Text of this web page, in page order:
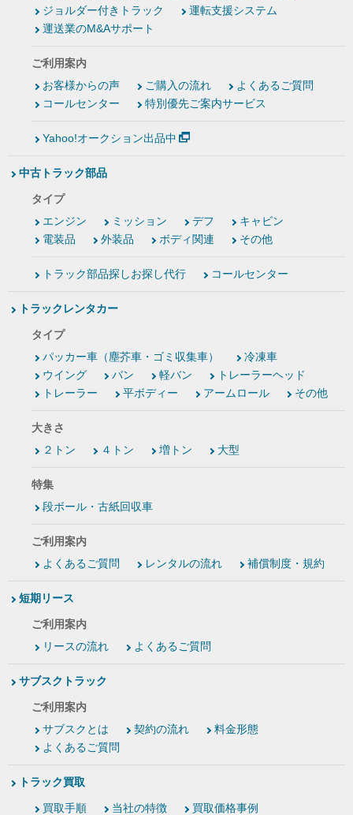
ジョルダー付きトラック
運転支援システム
運送業のM&Aサポート
ご利用案内
お客様からの声
ご購入の流れ
よくあるご質問
コールセンター
特別優先ご案内サービス
Yahoo!オークション出品中
中古トラック部品
タイプ
エンジン
ミッション デフ
キャビン
電装品
外装品 ボディ関連 その他
トラック部品探しお探し代行 コールセンター
トラックレンタカー
タイプ
パッカー車（塵芥車・ゴミ収集車）
冷凍車
ウイング
バン 軽バン
トレーラーヘッド
トレーラー
平ボディー アームロール その他
大きさ
２トン
４トン 増トン 大型
特集
段ボール・古紙回収車
ご利用案内
よくあるご質問
レンタルの流れ 補償制度・規約
短期リース
ご利用案内
リースの流れ
よくあるご質問
サブスクトラック
ご利用案内
サブスクとは
契約の流れ
料金形態
よくあるご質問
トラック買取
買取手順 当社の特徴
買取価格事例